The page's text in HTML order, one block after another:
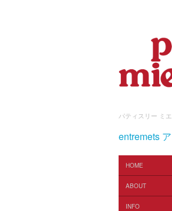
パティスリー ミ
entremets
HOME
ABOUT
INFO